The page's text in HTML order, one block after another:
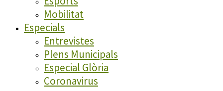
Mobilitat
Especials
Entrevistes
Plens Municipals
Especial Glòria
Coronavirus